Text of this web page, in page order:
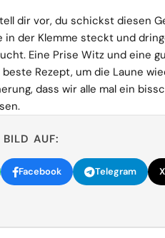
dir vor, du schickst diesen
in der Klemme steckt und
Eine Prise Witz und eine
Rezept, um die Laune
dass wir alle mal ein
AUF:
Facebook Telegram